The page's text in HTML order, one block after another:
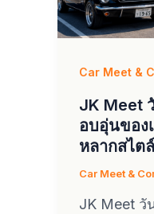
Car Meet &
JK Meet
อบอุ่นของ
หลากสไตล์
Car Meet &
JK Meet วั